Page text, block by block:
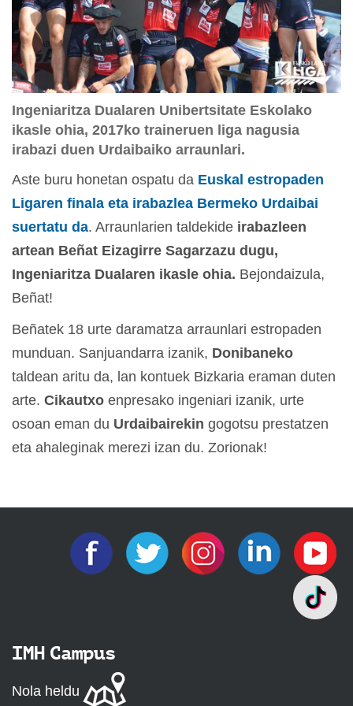
Ingeniaritza Dualaren Unibertsitate Eskolako
ikasle ohia, 2017ko traineruen liga nagusia
irabazi duen Urdaibaiko arraunlari.
Aste buru honetan ospatu da Euskal estropaden
Ligaren finala eta irabazlea Bermeko Urdaibai
suertatu da. Arraunlarien taldekide irabazleen
artean Beñat Eizagirre Sagarzazu dugu,
Ingeniaritza Dualaren ikasle ohia. Bejondaizula,
Beñat!
Beñatek 18 urte daramatza arraunlari estropaden
munduan. Sanjuandarra izanik, Donibaneko
taldean aritu da, lan kontuek Bizkaria eraman duten
arte. Cikautxo enpresako ingeniari izanik, urte
osoan eman du Urdaibairekin gogotsu prestatzen
eta ahaleginak merezi izan du. Zorionak!
IMH Campus
Nola heldu